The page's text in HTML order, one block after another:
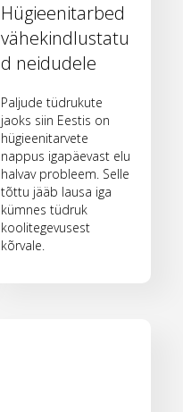
Hügieenitarbed
vähekindlustatu
d neidudele
Paljude tüdrukute
jaoks siin Eestis on
hügieenitarvete
nappus igapäevast elu
halvav probleem. Selle
tõttu jääb lausa iga
kümnes tüdruk
koolitegevusest
kõrvale.